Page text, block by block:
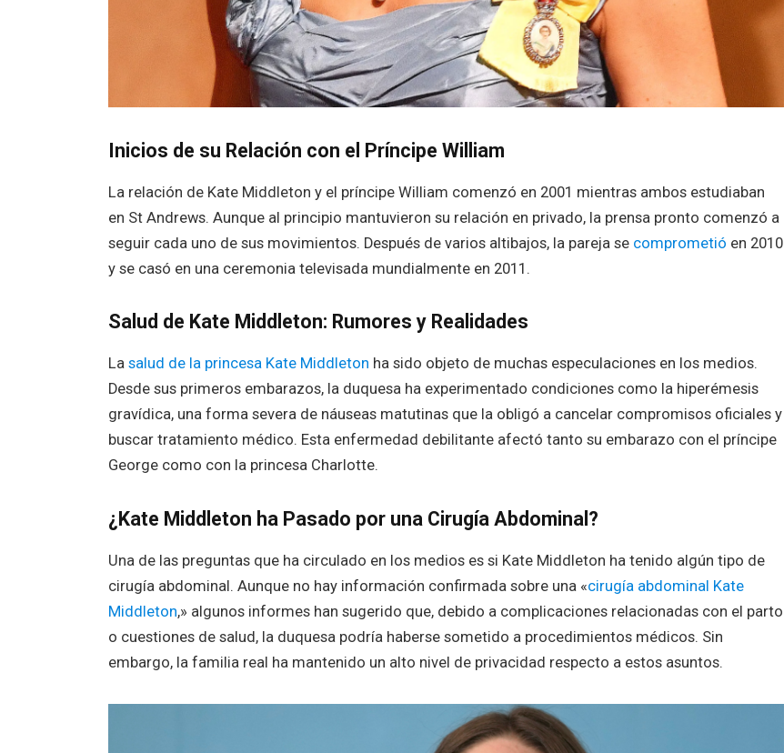
Inicios de su Relación con el Príncipe William
La relación de Kate Middleton y el príncipe William comenzó en 2001 mientras ambos estudiaban
en St Andrews. Aunque al principio mantuvieron su relación en privado, la prensa pronto comenzó a
seguir cada uno de sus movimientos. Después de varios altibajos, la pareja se comprometió en 2010
y se casó en una ceremonia televisada mundialmente en 2011.
Salud de Kate Middleton: Rumores y Realidades
La salud de la princesa Kate Middleton ha sido objeto de muchas especulaciones en los medios.
Desde sus primeros embarazos, la duquesa ha experimentado condiciones como la hiperémesis
gravídica, una forma severa de náuseas matutinas que la obligó a cancelar compromisos oficiales y
buscar tratamiento médico. Esta enfermedad debilitante afectó tanto su embarazo con el príncipe
George como con la princesa Charlotte.
¿Kate Middleton ha Pasado por una Cirugía Abdominal?
Una de las preguntas que ha circulado en los medios es si Kate Middleton ha tenido algún tipo de
cirugía abdominal. Aunque no hay información confirmada sobre una «cirugía abdominal Kate
Middleton,» algunos informes han sugerido que, debido a complicaciones relacionadas con el parto
o cuestiones de salud, la duquesa podría haberse sometido a procedimientos médicos. Sin
embargo, la familia real ha mantenido un alto nivel de privacidad respecto a estos asuntos.